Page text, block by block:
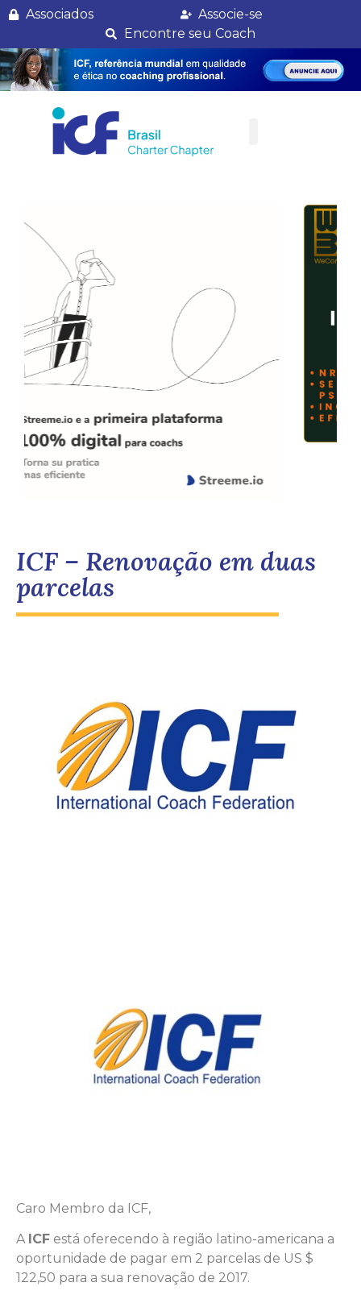
Associados
Associe-se
Encontre seu Coach
ICF – Renovação em duas
parcelas
Caro Membro da ICF,
A ICF está oferecendo à região latino-americana a
oportunidade de pagar em 2 parcelas de US $
122,50 para a sua renovação de 2017.